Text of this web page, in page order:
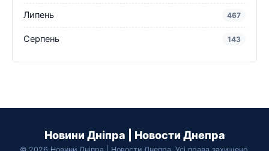
Липень 467
Серпень 143
Новини Дніпра | Новости Днепра